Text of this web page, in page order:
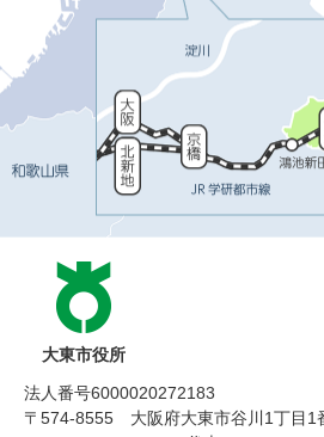
大東市役所
法人番号6000020272183
〒574-8555 大阪府大東市谷川1丁目1